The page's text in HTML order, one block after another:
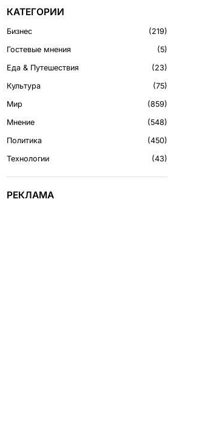
КАТЕГОРИИ
Бизнес
219
Гостевые мнения
5
Еда & Путешествия
23
Культура
75
Мир
859
Мнение
548
Политика
450
Технологии
43
РЕКЛАМА